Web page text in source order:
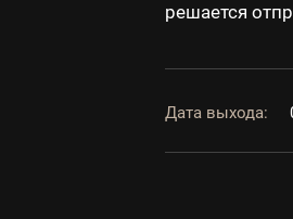
решается
Дата выхода: